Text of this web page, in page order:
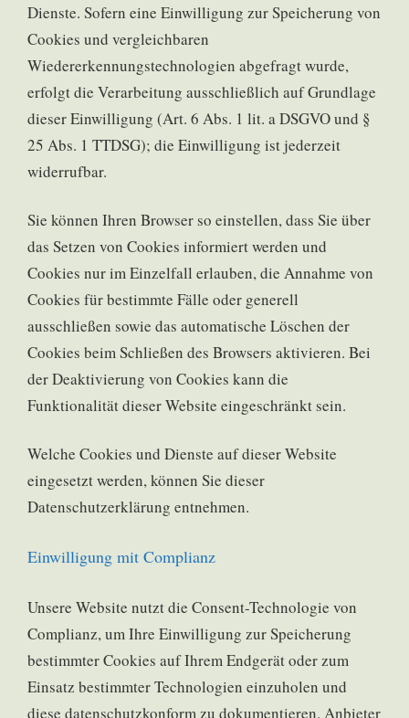
Dienste. Sofern eine Einwilligung zur Speicherung von
Cookies und vergleichbaren
Wiedererkennungstechnologien abgefragt wurde,
erfolgt die Verarbeitung ausschließlich auf Grundlage
dieser Einwilligung (Art. 6 Abs. 1 lit. a DSGVO und §
25 Abs. 1 TTDSG); die Einwilligung ist jederzeit
widerrufbar.
Sie können Ihren Browser so einstellen, dass Sie über
das Setzen von Cookies informiert werden und
Cookies nur im Einzelfall erlauben, die Annahme von
Cookies für bestimmte Fälle oder generell
ausschließen sowie das automatische Löschen der
Cookies beim Schließen des Browsers aktivieren. Bei
der Deaktivierung von Cookies kann die
Funktionalität dieser Website eingeschränkt sein.
Welche Cookies und Dienste auf dieser Website
eingesetzt werden, können Sie dieser
Datenschutzerklärung entnehmen.
Einwilligung mit Complianz
Unsere Website nutzt die Consent-Technologie von
Complianz, um Ihre Einwilligung zur Speicherung
bestimmter Cookies auf Ihrem Endgerät oder zum
Einsatz bestimmter Technologien einzuholen und
diese datenschutzkonform zu dokumentieren. Anbieter